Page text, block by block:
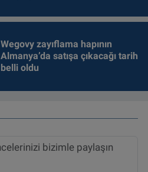
Wegovy zayıflama hapının
Almanya’da satışa çıkacağı tarih
belli oldu